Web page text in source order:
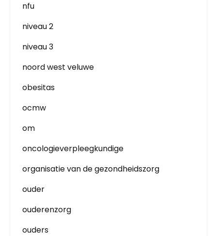
nfu
niveau 2
niveau 3
noord west veluwe
obesitas
ocmw
om
oncologieverpleegkundige
organisatie van de gezondheidszorg
ouder
ouderenzorg
ouders